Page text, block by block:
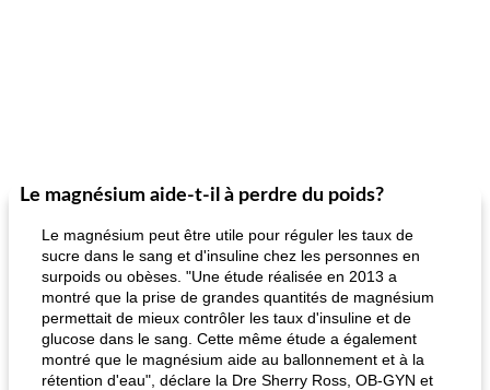
Le magnésium aide-t-il à perdre du poids?
Le magnésium peut être utile pour réguler les taux de
sucre dans le sang et d'insuline chez les personnes en
surpoids ou obèses. "Une étude réalisée en 2013 a
montré que la prise de grandes quantités de magnésium
permettait de mieux contrôler les taux d'insuline et de
glucose dans le sang. Cette même étude a également
montré que le magnésium aide au ballonnement et à la
rétention d'eau", déclare la Dre Sherry Ross, OB-GYN et